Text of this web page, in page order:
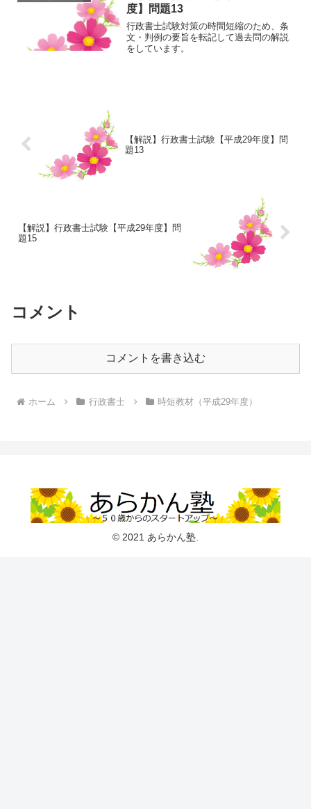
度】問題13
行政書士試験対策の時間短縮のため、条
文・判例の要旨を転記して過去問の解説
をしています。
【解説】行政書士試験【平成29年度】問
題13
【解説】行政書士試験【平成29年度】問
題15
コメント
コメントを書き込む
ホーム 行政書士 時短教材（平成29年度）
© 2021 あらかん塾.